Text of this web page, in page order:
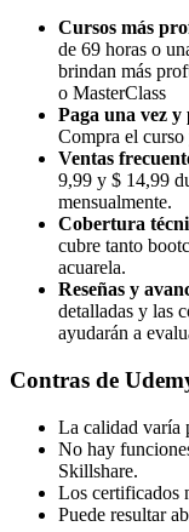
Cursos más
de 69 horas o
brindan más
o MasterClass
Paga una vez y
Compra el
Ventas
9,99 y $ 14,99
mensualmente.
Cobertura
cubre tanto
acuarela.
Reseñas y
detalladas y las
ayudarán a
Contras de
La calidad varía
No hay
Skillshare.
Los certificados
Puede resultar